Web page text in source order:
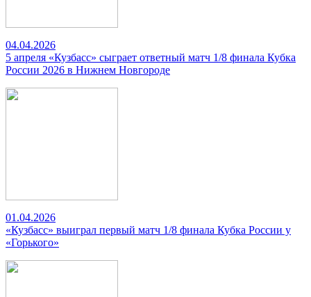
04.04.2026
5 апреля «Кузбасс» сыграет ответный матч 1/8 финала Кубка
России 2026 в Нижнем Новгороде
01.04.2026
«Кузбасс» выиграл первый матч 1/8 финала Кубка России у
«Горького»